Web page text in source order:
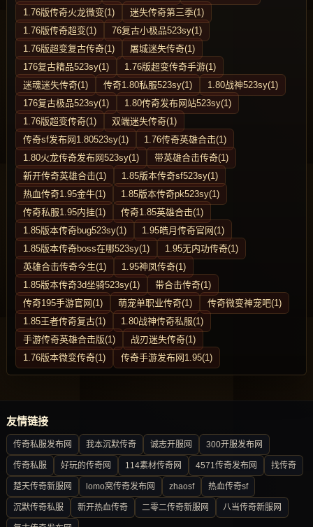
1.76版传奇火龙微变(1)
迷失传奇第三季(1)
1.76版传奇超变(1)
76复古小极品523sy(1)
1.76版超变复古传奇(1)
屠城迷失传奇(1)
176复古精品523sy(1)
1.76版超变传奇手游(1)
迷魂迷失传奇(1)
传奇1.80私服523sy(1)
1.80战神523sy(1)
176复古极品523sy(1)
1.80传奇发布网站523sy(1)
1.76版超变传奇(1)
双端迷失传奇(1)
传奇sf发布网1.80523sy(1)
1.76传奇英雄合击(1)
1.80火龙传奇发布网523sy(1)
带英雄合击传奇(1)
新开传奇英雄合击(1)
1.85版本传奇sf523sy(1)
热血传奇1.95金牛(1)
1.85版本传奇pk523sy(1)
传奇私服1.95内挂(1)
传奇1.85英雄合击(1)
1.85版本传奇bug523sy(1)
1.95皓月传奇官网(1)
1.85版本传奇boss在哪523sy(1)
1.95无内功传奇(1)
英雄合击传奇今生(1)
1.95神凤传奇(1)
1.85版本传奇3d坐骑523sy(1)
带合击传奇(1)
传奇195手游官网(1)
萌宠单职业传奇(1)
传奇微变神宠吧(1)
1.85王者传奇复古(1)
1.80战神传奇私服(1)
手游传奇英雄合击版(1)
战刃迷失传奇(1)
1.76版本微变传奇(1)
传奇手游发布网1.95(1)
友情链接
传奇私服发布网 我本沉默传奇 诚志开服网 300开服发布网
传奇私服 好玩的传奇网 114素材传奇网 4571传奇发布网 找传奇
楚天传奇新服网 lomo窝传奇发布网 zhaosf 热血传奇sf
沉默传奇私服 新开热血传奇 二零二传奇新服网 八当传奇新服网